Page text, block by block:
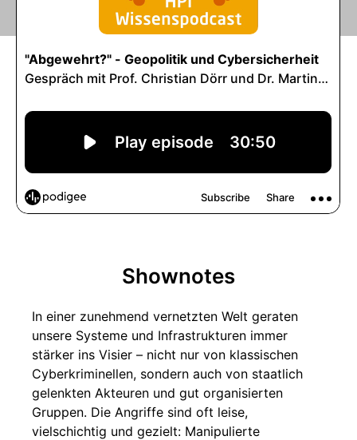
Shownotes
In einer zunehmend vernetzten Welt geraten
unsere Systeme und Infrastrukturen immer
stärker ins Visier – nicht nur von klassischen
Cyberkriminellen, sondern auch von staatlich
gelenkten Akteuren und gut organisierten
Gruppen. Die Angriffe sind oft leise,
vielschichtig und gezielt: Manipulierte